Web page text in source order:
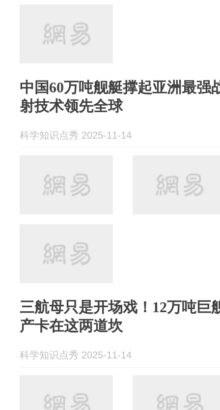
中国60万吨舰艇撑起亚洲最强
射技术领先全球
科学知识点秀 2025-11-14
三航母只是开场戏！12万吨巨
产卡在这两道坎
科学知识点秀 2025-11-14